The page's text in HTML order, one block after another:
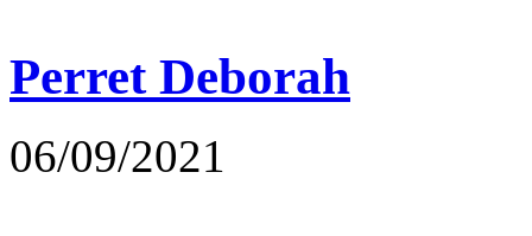
Perret Deborah
06/09/2021